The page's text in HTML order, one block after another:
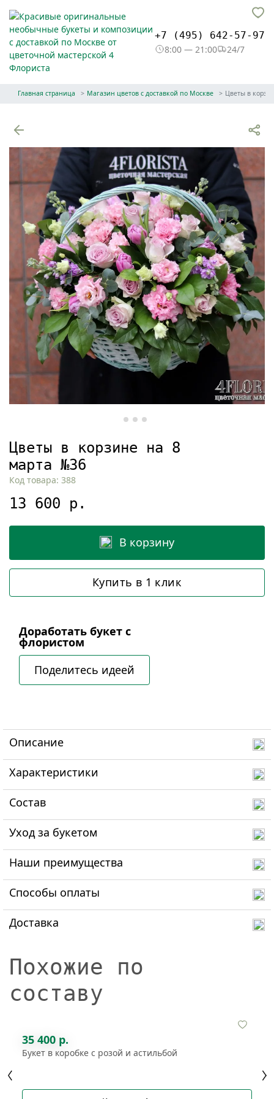
+7 (495) 642-57-97
8:00 — 21:00
24/7
Главная страница Магазин цветов с доставкой по Москве Цветы в
Цветы в корзине на 8
марта №36
Код товара: 388
13 600 р.
В корзину
Купить в 1 клик
Доработать букет с
флористом
Поделитесь идеей
Описание
Характеристики
Состав
Уход за букетом
Наши преимущества
Способы оплаты
Доставка
Похожие по
составу
35 400 р.
Букет в коробке с розой и астильбой